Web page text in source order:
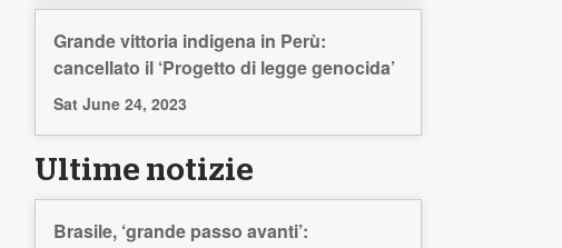
Grande vittoria indigena in Perù:
cancellato il ‘Progetto di legge genocida’
Sat June 24, 2023
Ultime notizie
Brasile, ‘grande passo avanti’: